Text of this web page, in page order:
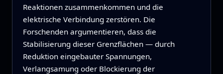
Reaktionen zusammenkommen und die
elektrische Verbindung zerstören. Die
Forschenden argumentieren, dass die
Stabilisierung dieser Grenzflächen — durch
Reduktion eingebauter Spannungen,
Verlangsamung oder Blockierung der